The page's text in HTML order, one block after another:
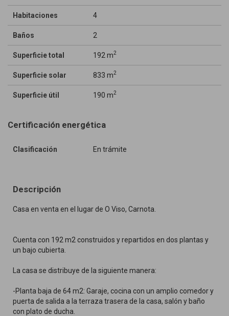
Habitaciones 4
Baños 2
Superficie total 192 m2
Superficie solar 833 m2
Superficie útil 190 m2
Certificación energética
Clasificación En trámite
Descripción
Casa en venta en el lugar de O Viso, Carnota.
Cuenta con 192 m2 construidos y repartidos en dos plantas y
un bajo cubierta.
La casa se distribuye de la siguiente manera:
-Planta baja de 64 m2: Garaje, cocina con un amplio comedor y
puerta de salida a la terraza trasera de la casa, salón y baño
con plato de ducha.